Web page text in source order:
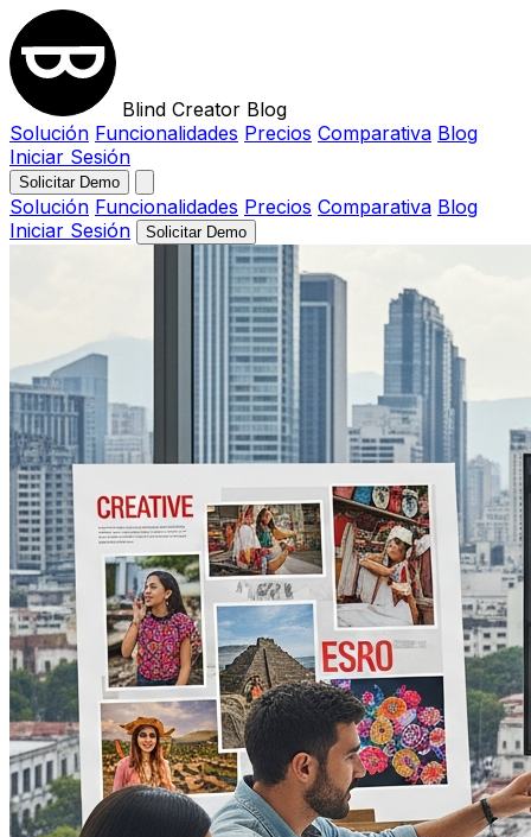
Blind Creator Blog
Solución Funcionalidades Precios Comparativa Blog
Iniciar Sesión
Solicitar Demo
Solución Funcionalidades Precios Comparativa Blog
Iniciar Sesión
Solicitar Demo